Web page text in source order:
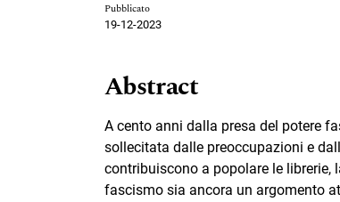
Pubblicato
19-12-2023
Abstract
A cento anni dalla presa del potere
sollecitata dalle preoccupazioni e
contribuiscono a popolare le
fascismo sia ancora un argomento